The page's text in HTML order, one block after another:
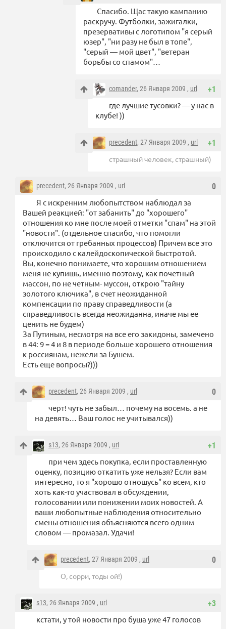
Спасибо. Щас такую кампанию
раскручу. Футболки, зажигалки,
презервативы с логотипом "я серый
юзер", "ни разу не был в топе",
"серый — мой цвет", "ветеран
борьбы со спамом"…
+1
comander, 26 Января 2009 , url
где лучшие тусовки? — у нас в
клубе! ))
+1
precedent, 27 Января 2009 , url
страшный человек, страшный)
0
precedent, 26 Января 2009 , url
Я с искренним любопытством наблюдал за
Вашей реакцией: "от забанить" до "хорошего"
отношения ко мне после моей отметки "спам" на этой
"новости". (отдельное спасибо, что помогли
отключится от гребанных процессов) Причем все это
происходило с калейдоскопической быстротой.
Вы, конечно понимаете, что хорошим отношением
меня не купишь, именно поэтому, как почетный
массон, по не четным- муссон, открою "тайну
золотого ключика", в счет неожиданной
компенсации по праву справедливости (а
справедливость всегда неожиданна, иначе мы ее
ценить не будем)
За Путиным, несмотря на все его закидоны, замечено
в 44: 9 = 4 и 8 в периоде больше хорошего отношения
к россиянам, нежели за Бушем.
Есть еще вопросы?)))
0
precedent, 26 Января 2009 , url
черт! чуть не забыл… почему на восемь. а не
на девять… Ваш голос не учитывался))
+1
s13, 26 Января 2009 , url
при чем здесь покупка, если проставленную
оценку, позицию откатить уже нельзя? Если вам
интересно, то я "хорошо отношусь" ко всем, кто
хоть как-то участвовал в обсуждении,
голосовании или понижении моих новостей. А
ваши любопытные наблюдения относительно
смены отношения объясняются всего одним
словом — промазал. Удачи!
0
precedent, 27 Января 2009 , url
О, сорри, тоды ой!)
+3
s13, 26 Января 2009 , url
кстати, у той новости про буша уже 47 голосов